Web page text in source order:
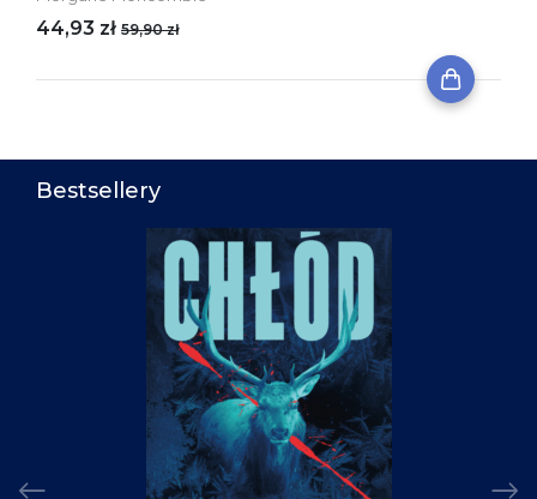
44,93 zł 59,90 zł
Bestsellery